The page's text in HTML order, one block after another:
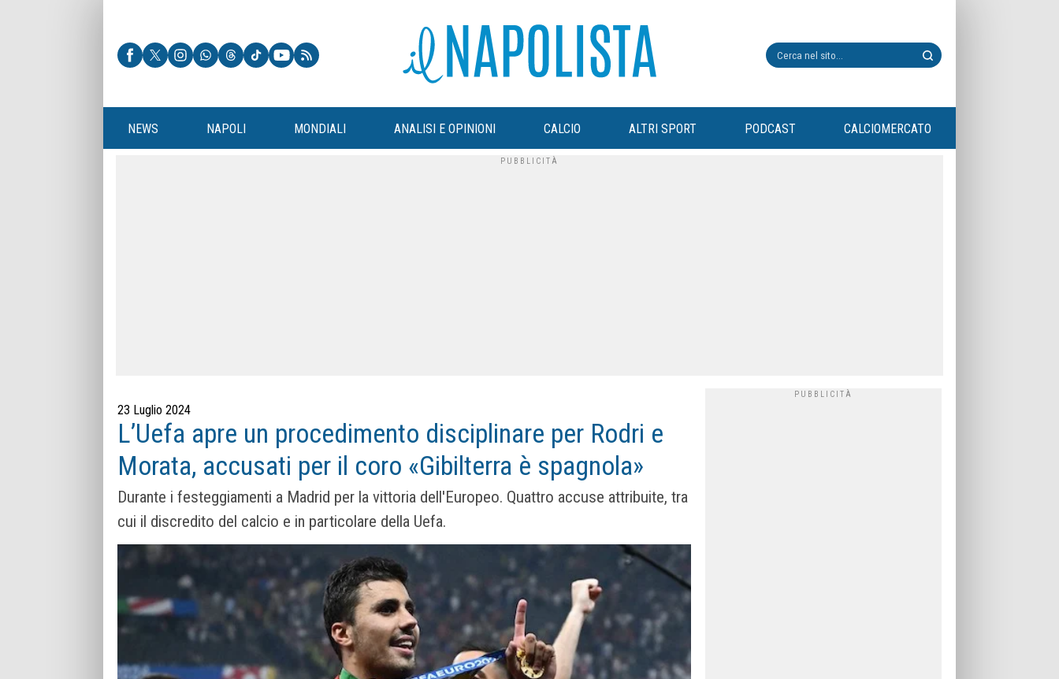
NEWS NAPOLI MONDIALI ANALISI E OPINIONI CALCIO ALTRI SPORT PODCAST CALCIOMERCATO
23 Luglio 2024
L’Uefa apre un procedimento disciplinare per Rodri e
Morata, accusati per il coro «Gibilterra è spagnola»
Durante i festeggiamenti a Madrid per la vittoria dell'Europeo. Quattro accuse attribuite, tra
cui il discredito del calcio e in particolare della Uefa.